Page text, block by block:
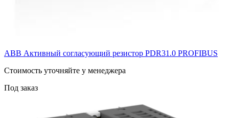
ABB Активный согласующий резистор PDR31.0 PROFIBUS
Cтоимость уточняйте у менеджера
Под заказ